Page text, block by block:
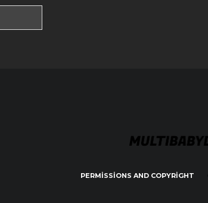
PERMISSIONS AND COPYRIGHT